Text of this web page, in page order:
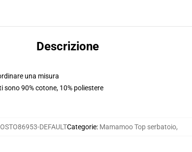
Descrizione
una misura
90% cotone, 10% poliestere
DEFAULTCategorie: Mamamoo Top serbatoio,